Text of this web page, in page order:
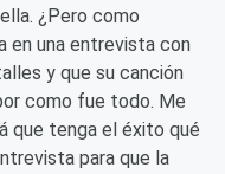
¿Pero como
en una entrevista con
y que su canción
como fue todo. Me
que tenga el éxito qué
para que la